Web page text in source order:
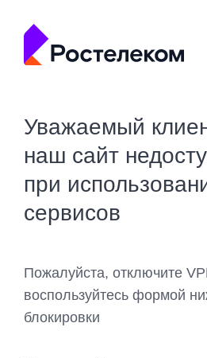
Уважаемый
наш сайт
при
сервисов
Пожалуйста, отключите
воспользуйтесь формой
блокировки